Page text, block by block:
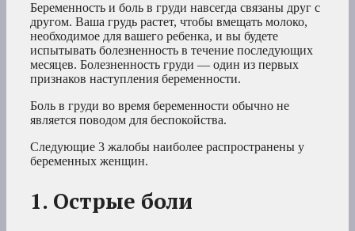
Беременность и боль в груди навсегда связаны друг с
другом. Ваша грудь растет, чтобы вмещать молоко,
необходимое для вашего ребенка, и вы будете
испытывать болезненность в течение последующих
месяцев. Болезненность груди — один из первых
признаков наступления беременности.
Боль в груди во время беременности обычно не
является поводом для беспокойства.
Следующие 3 жалобы наиболее распространены у
беременных женщин.
1. Острые боли